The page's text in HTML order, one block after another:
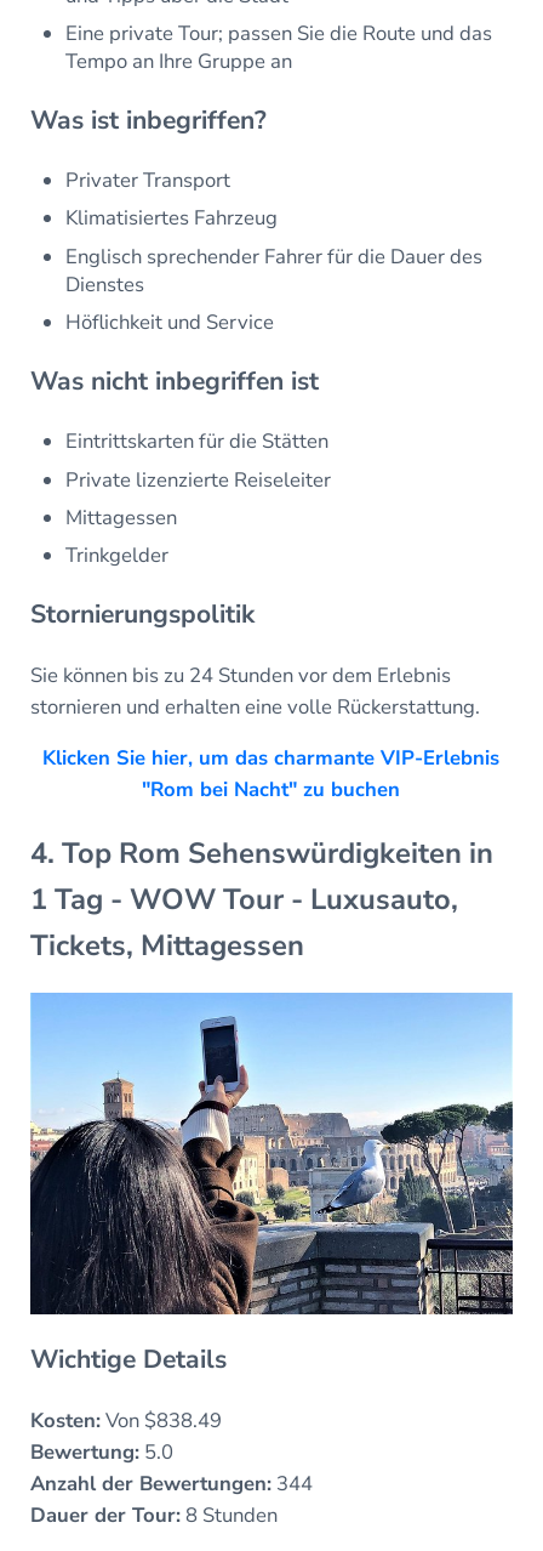
Eine private Tour; passen Sie die Route und das
Tempo an Ihre Gruppe an
Was ist inbegriffen?
Privater Transport
Klimatisiertes Fahrzeug
Englisch sprechender Fahrer für die Dauer des
Dienstes
Höflichkeit und Service
Was nicht inbegriffen ist
Eintrittskarten für die Stätten
Private lizenzierte Reiseleiter
Mittagessen
Trinkgelder
Stornierungspolitik
Sie können bis zu 24 Stunden vor dem Erlebnis
stornieren und erhalten eine volle Rückerstattung.
Klicken Sie hier, um das charmante VIP-Erlebnis
"Rom bei Nacht" zu buchen
4. Top Rom Sehenswürdigkeiten in
1 Tag - WOW Tour - Luxusauto,
Tickets, Mittagessen
Wichtige Details
Kosten:Von $838.49
Bewertung:5.0
Anzahl der Bewertungen:344
Dauer der Tour:8 Stunden